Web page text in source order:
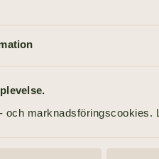
marknadsföringscookies.